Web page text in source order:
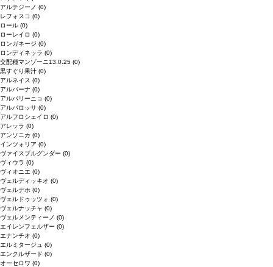
アルテジーノ (0)
レフォスコ (0)
ロール (0)
ローレイロ (0)
ロンガネージ (0)
ロンディネッラ (0)
交配種マンゾーニ13.0.25 (0)
黒すぐり果汁 (0)
アルネイス (0)
アルバーナ (0)
アルバリーニョ (0)
アルバロッサ (0)
アルフロシェイロ (0)
アレッラ (0)
アンソニカ (0)
インツォリア (0)
ヴァイスブルグンダー (0)
ヴィウラ (0)
ヴィオニエ (0)
ヴェルディッキオ (0)
ヴェルデホ (0)
ヴェルドゥッツォ (0)
ヴェルナッチャ (0)
ヴェルメンティーノ (0)
エイレンフェルザー (0)
エナンチオ (0)
エルミタージュ (0)
エンクルザード (0)
オーセロワ (0)